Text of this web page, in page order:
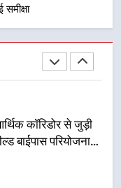
युवाओं को रोजगार
प्राथमिकता, आने
पदों पर की जाएगी
कॉरिडोर से जुड़ी
बाईपास परियोजना